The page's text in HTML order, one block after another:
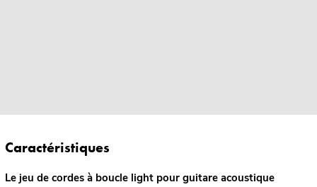
Caractéristiques
Le jeu de cordes à boucle light pour guitare acoustique